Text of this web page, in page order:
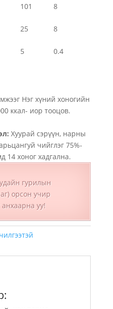
101 8
25 8
5 0.4
Нэг хүний хоногийн
ккал- иор тооцов.
Хуурай сэрүүн, нарны
чийглэг 75%-
14 хоног хадгална.
гурилын
орсон учир
уу!